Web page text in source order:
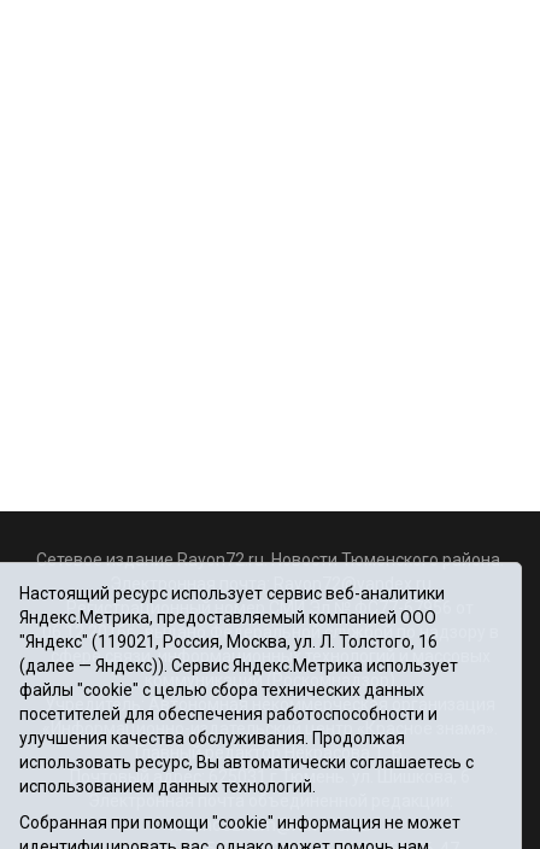
Сетевое издание Rayon72.ru. Новости Тюменского района.
Rayon72@yandex.ru
Регистрационный номер СМИ Эл № ФС77-67956 от
06.12.2016г., выдано Федеральной службой по надзору в
сфере связи, информационных технологий и массовых
коммуникаций (Роскомнадзор)
Учредитель: Автономная некоммерческая организация
«Информационно-издательский центр «Красное знамя».
Главный редактор Некрасова Т. В.
Почтовый адрес: 625031 г.Тюмень. ул. Шишкова, 6
Электронная почта объединенной редакции:
krasnoeznam@rambler.ru
Настоящий ресурс использует сервис веб-аналитики
Яндекс.Метрика, предоставляемый компанией ООО
"Яндекс" (119021, Россия, Москва, ул. Л. Толстого, 16
(далее — Яндекс)). Сервис Яндекс.Метрика использует
файлы "cookie" с целью сбора технических данных
посетителей для обеспечения работоспособности и
улучшения качества обслуживания. Продолжая
использовать ресурс, Вы автоматически соглашаетесь с
использованием данных технологий.
Собранная при помощи "cookie" информация не может